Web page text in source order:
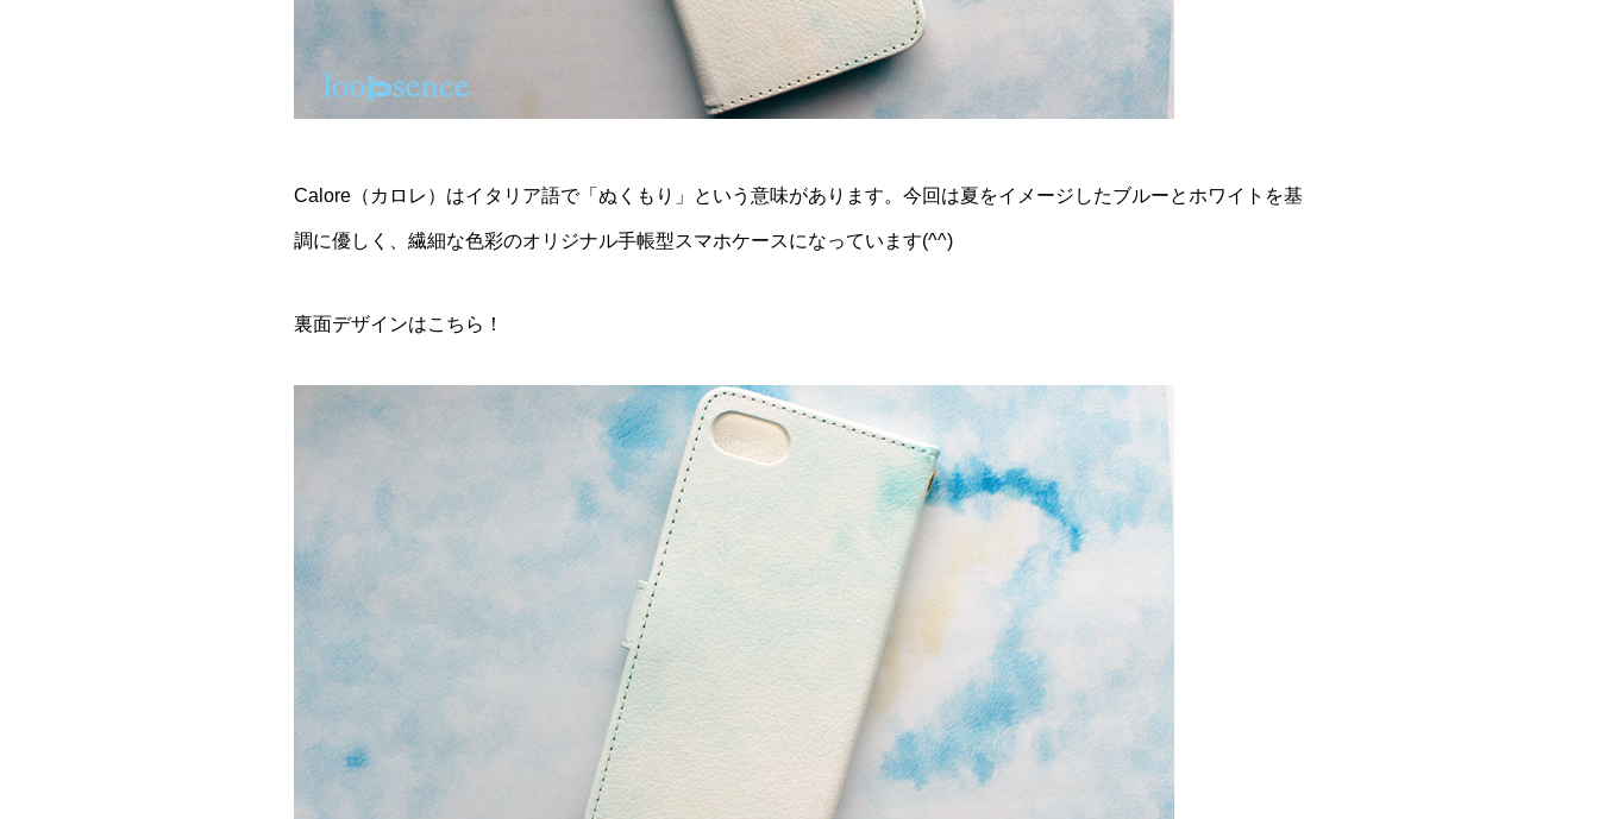
Calore（カロレ）はイタリア語で「ぬくもり」という意味があります。今回は夏をイメージしたブルーとホワイトを基
調に優しく、繊細な色彩のオリジナル手帳型スマホケースになっています(^^)
裏面デザインはこちら！